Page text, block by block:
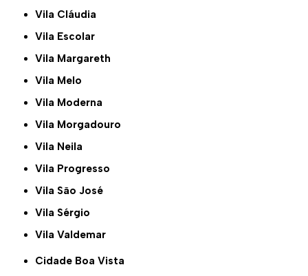
Vila Cláudia
Vila Escolar
Vila Margareth
Vila Melo
Vila Moderna
Vila Morgadouro
Vila Neila
Vila Progresso
Vila São José
Vila Sérgio
Vila Valdemar
Cidade Boa Vista